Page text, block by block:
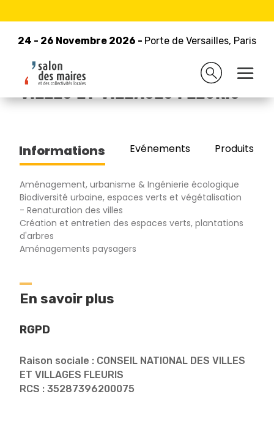
24 - 26 Novembre 2026 - Porte de Versailles, Paris
24 - 26 Novembre 2026 - Porte de Versailles, Paris
Retour à la liste des exposants
CONSEIL NATIONAL DES
VILLES ET VILLAGES FLEURIS
Informations Evénements Produits/
Aménagement, urbanisme & Ingénierie écologique
Biodiversité urbaine, espaces verts et végétalisation
- Renaturation des villes
Création et entretien des espaces verts, plantations
d'arbres
Aménagements paysagers
En savoir plus
RGPD
Raison sociale : CONSEIL NATIONAL DES VILLES
ET VILLAGES FLEURIS
RCS : 35287396200075